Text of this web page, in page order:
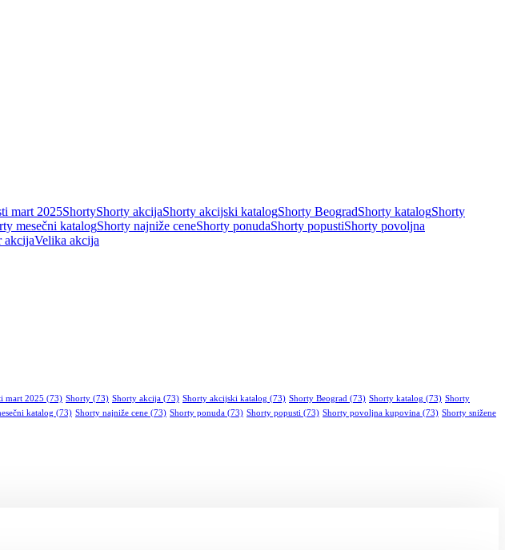
mart 2025ShortyShorty akcijaShorty akcijski katalogShorty BeogradShorty katalogShorty
mesečni katalogShorty najniže ceneShorty ponudaShorty popustiShorty povoljna
akcijaVelika akcija
mart 2025 (73) Shorty (73) Shorty akcija (73) Shorty akcijski katalog (73) Shorty Beograd (73) Shorty katalog (73) Shorty
katalog (73) Shorty najniže cene (73) Shorty ponuda (73) Shorty popusti (73) Shorty povoljna kupovina (73) Shorty snižene